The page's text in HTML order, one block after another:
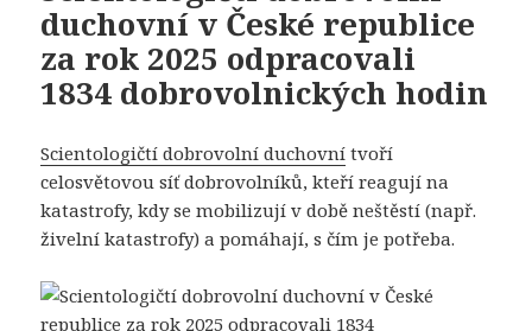
duchovní v České republice
za rok 2025 odpracovali
1834 dobrovolnických hodin
Scientologičtí dobrovolní duchovní tvoří
celosvětovou síť dobrovolníků, kteří reagují na
katastrofy, kdy se mobilizují v době neštěstí (např.
živelní katastrofy) a pomáhají, s čím je potřeba.